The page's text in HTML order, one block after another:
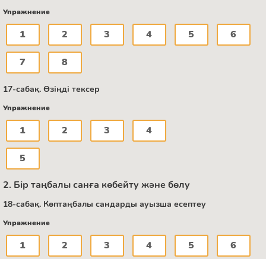
Упражнение
1 2 3 4 5 6
7 8
17-сабақ. Өзіңді тексер
Упражнение
1 2 3 4
5
2. Бір таңбалы санға көбейту және бөлу
18-сабақ. Көптаңбалы сандарды ауызша есептеу
Упражнение
1 2 3 4 5 6